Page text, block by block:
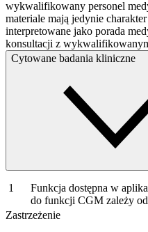
wykwalifikowany personel
materiale mają jedynie
interpretowane jako porada
konsultacji z
Cytowane badania kliniczne
Funkcja dostępna w
do funkcji CGM zależy
Zastrzeżenie